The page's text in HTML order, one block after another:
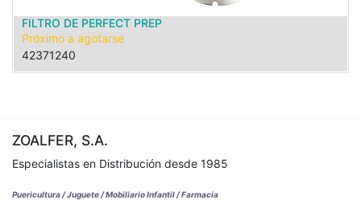
FILTRO DE PERFECT PREP
Próximo a agotarse
42371240
ZOALFER, S.A.
Especialistas en Distribución desde 1985
Puericultura / Juguete / Mobiliario Infantil / Farmacia